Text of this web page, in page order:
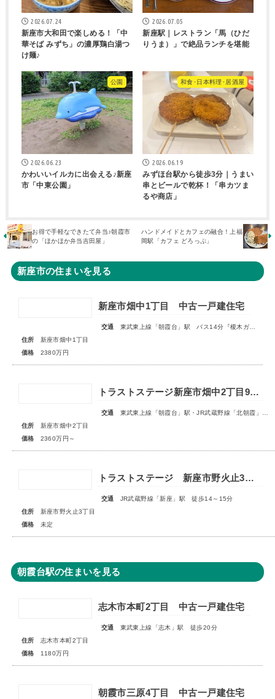
2026.07.24
新座市大和田で楽しめる！「中
華そば みずち」の濃厚鶏白湯つ
け麺♪
2026.07.05
新座駅｜レストラン「馬（ひだ
りうま）」で絶品ランチを堪能
公園
2026.06.23
かわいいイルカに出会える♪新座
市「中東公園」
和食･日本料理･居酒屋
2026.06.19
みずほ台駅から徒歩3分｜うまい
串とビールで乾杯！「串カツま
るや商店」
お得で手軽なできたて弁当♪朝霞市
の「ほかほか弁当吉田屋」
ハンドメイドとカフェの融合！上福
岡駅「カフェ どろっぷ」
新座市の住まいを見る
新座市畑中1丁目 中古一戸建住宅
交通
東武東上線「朝霞台」駅 バス14分『榎木ガード』停歩2分
住所
新座市畑中1丁目
価格
2380万円
トラストステージ新座市畑中2丁目9期 全15区画第一期分譲◆今回販売5区画◆
交通
東武東上線「朝霞台」駅・JR武蔵野線「北朝霞」駅バス19分『東福寺前』停歩3～4分
住所
新座市畑中2丁目
価格
2360万円～
トラストステージ 新座市野火止3丁目55期 全15区画■第一期分譲 販売予告■
交通
JR武蔵野線「新座」駅 徒歩14～15分
住所
新座市野火止3丁目
価格
未定
朝霞台駅の住まいを見る
志木市本町2丁目 中古一戸建住宅
交通
東武東上線「志木」駅 徒歩20分
住所
志木市本町2丁目
価格
1180万円
朝霞市三原4丁目 中古一戸建住宅